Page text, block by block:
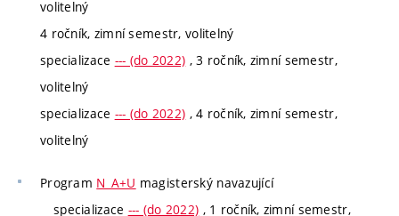
volitelný
4 ročník, zimní semestr, volitelný
specializace --- (do 2022) , 3 ročník, zimní semestr,
volitelný
specializace --- (do 2022) , 4 ročník, zimní semestr,
volitelný
Program N_A+U magisterský navazující
specializace --- (do 2022) , 1 ročník, zimní semestr,